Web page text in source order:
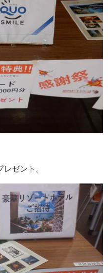
ゼント。